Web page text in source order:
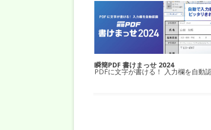
瞬簡PDF 書けまっせ 2024
PDFに文字が書ける！ 入力欄を自動